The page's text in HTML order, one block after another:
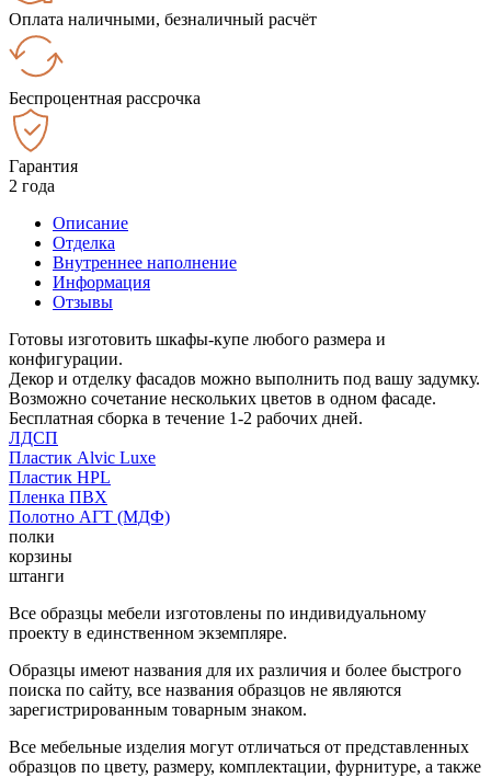
Оплата наличными, безналичный расчёт
Беспроцентная рассрочка
Гарантия
2 года
Описание
Отделка
Внутреннее наполнение
Информация
Отзывы
Готовы изготовить шкафы-купе любого размера и
конфигурации.
Декор и отделку фасадов можно выполнить под вашу задумку.
Возможно сочетание нескольких цветов в одном фасаде.
Бесплатная сборка в течение 1-2 рабочих дней.
ЛДСП
Пластик Alvic Luxe
Пластик HPL
Пленка ПВХ
Полотно АГТ (МДФ)
полки
корзины
штанги
Все образцы мебели изготовлены по индивидуальному
проекту в единственном экземпляре.
Образцы имеют названия для их различия и более быстрого
поиска по сайту, все названия образцов не являются
зарегистрированным товарным знаком.
Все мебельные изделия могут отличаться от представленных
образцов по цвету, размеру, комплектации, фурнитуре, а также